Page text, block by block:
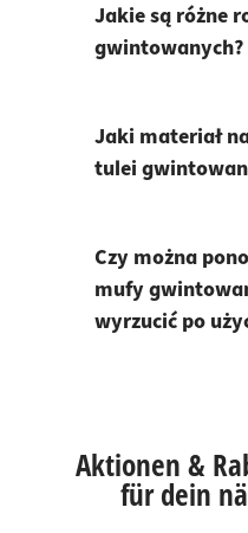
Jakie są różne
gwintowanych?
Jaki materiał
tulei
Czy można
mufy
wyrzucić po
Aktionen &
für dein